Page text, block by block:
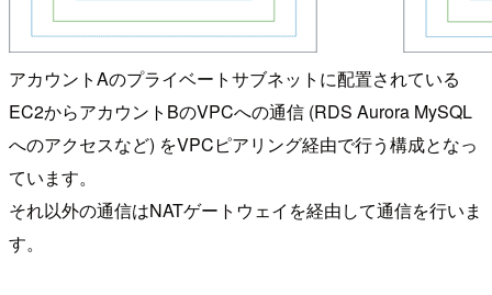
アカウントAのプライベートサブネットに配置されている
EC2からアカウントBのVPCへの通信 (RDS Aurora MySQL
へのアクセスなど) をVPCピアリング経由で行う構成となっ
ています。
それ以外の通信はNATゲートウェイを経由して通信を行いま
す。